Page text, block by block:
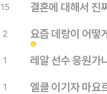
15 결혼에 대해서 진
2
emoji_emotions
요즘 데랑이 어떻
1 레알 선수 응원가
1 엘클 이기자 마요